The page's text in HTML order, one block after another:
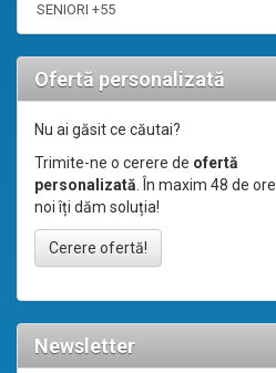
SENIORI +55
Ofertă personalizată
Nu ai găsit ce căutai?
Trimite-ne o cerere de ofertă
personalizată. În maxim 48 de ore
noi îți dăm soluția!
Cerere ofertă!
Newsletter